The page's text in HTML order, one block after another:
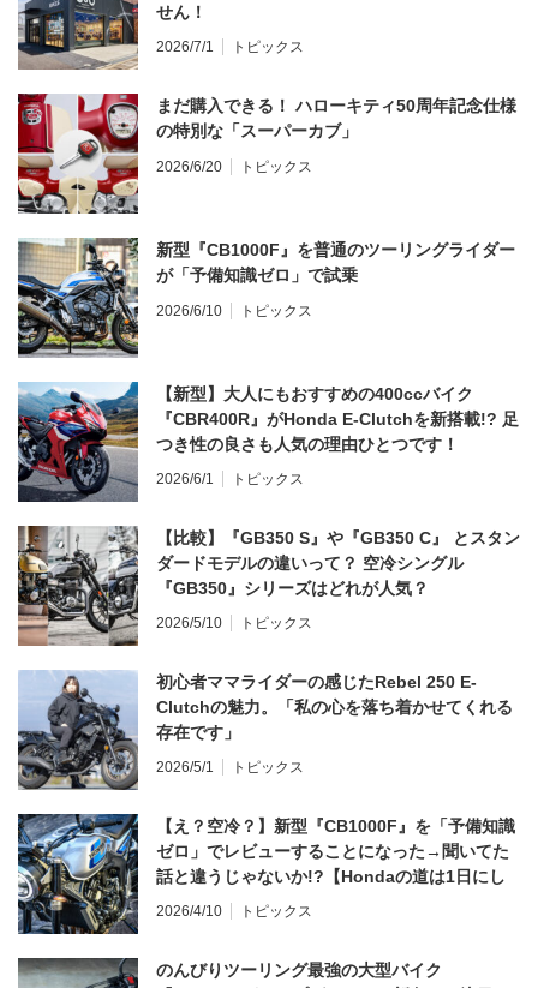
せん！
2026/7/1 トピックス
まだ購入できる！ ハローキティ50周年記念仕様
の特別な「スーパーカブ」
2026/6/20 トピックス
新型『CB1000F』を普通のツーリングライダー
が「予備知識ゼロ」で試乗
2026/6/10 トピックス
【新型】大人にもおすすめの400ccバイク
『CBR400R』がHonda E-Clutchを新搭載!? 足
つき性の良さも人気の理由ひとつです！
2026/6/1 トピックス
【比較】『GB350 S』や『GB350 C』 とスタン
ダードモデルの違いって？ 空冷シングル
『GB350』シリーズはどれが人気？
2026/5/10 トピックス
初心者ママライダーの感じたRebel 250 E-
Clutchの魅力。「私の心を落ち着かせてくれる
存在です」
2026/5/1 トピックス
【え？空冷？】新型『CB1000F』を「予備知識
ゼロ」でレビューすることになった→聞いてた
話と違うじゃないか!?【Hondaの道は1日にし
てならず／CB1000F ①第一印象 編】
2026/4/10 トピックス
のんびりツーリング最強の大型バイク